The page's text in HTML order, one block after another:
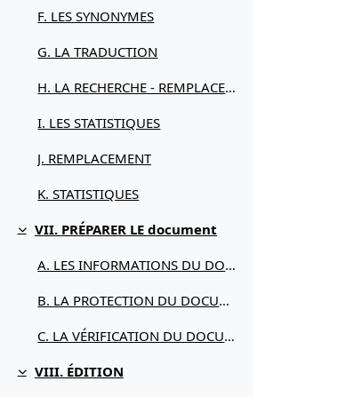
F. LES SYNONYMES
G. LA TRADUCTION
H. LA RECHERCHE - REMPLACEMENT
I. LES STATISTIQUES
J. REMPLACEMENT
K. STATISTIQUES
Replier
VII. PRÉPARER LE document
A. LES INFORMATIONS DU DOCUMENT
B. LA PROTECTION DU DOCUMENT
C. LA VÉRIFICATION DU DOCUMENT
Replier
VIII. ÉDITION